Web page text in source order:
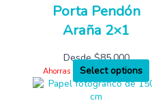
Porta Pendón
Araña 2×1
Desde$85,000
Ahorras Select options